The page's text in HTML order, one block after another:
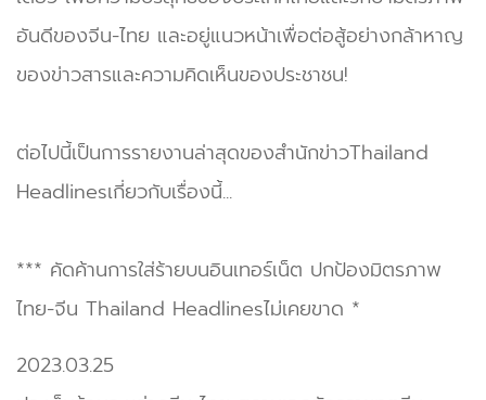
อันดีของจีน-ไทย และอยู่แนวหน้าเพื่อต่อสู้อย่างกล้าหาญ
ของข่าวสารและความคิดเห็นของประชาชน!
ต่อไปนี้เป็นการรายงานล่าสุดของสำนักข่าวThailand
Headlinesเกี่ยวกับเรื่องนี้...
*** คัดค้านการใส่ร้ายบนอินเทอร์เน็ต ปกป้องมิตรภาพ
ไทย-จีน Thailand Headlinesไม่เคยขาด *
2023.03.25